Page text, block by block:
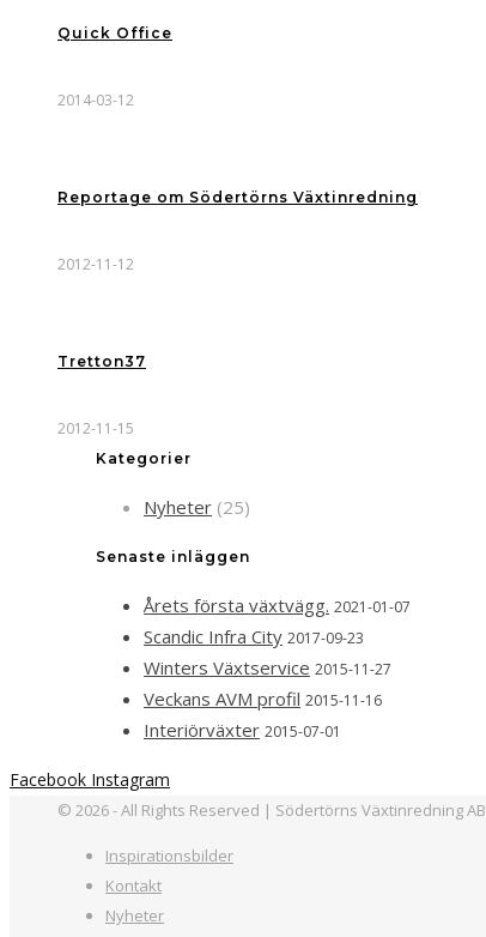
Quick Office
2014-03-12
Reportage om Södertörns Växtinredning
2012-11-12
Tretton37
2012-11-15
Kategorier
Nyheter (25)
Senaste inläggen
Årets första växtvägg. 2021-01-07
Scandic Infra City 2017-09-23
Winters Växtservice 2015-11-27
Veckans AVM profil 2015-11-16
Interiörväxter 2015-07-01
Facebook Instagram
© 2026 - All Rights Reserved | Södertörns Växtinredning AB
Inspirationsbilder
Kontakt
Nyheter